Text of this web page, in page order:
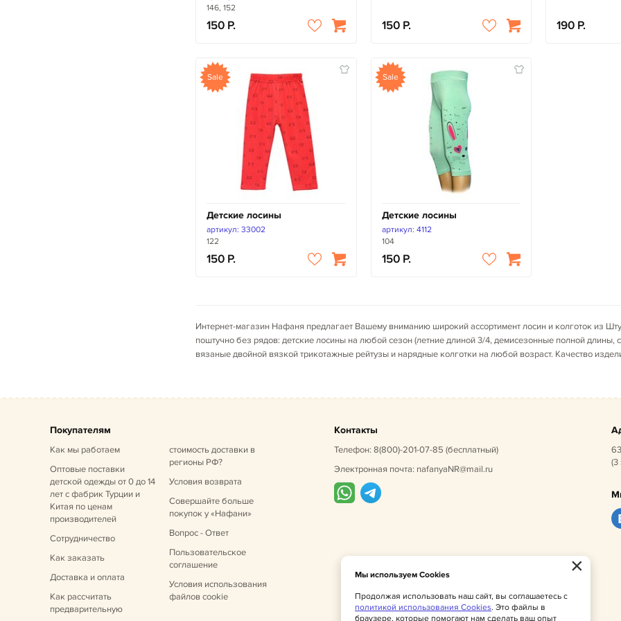
146, 152
150 150 190
Sale
Детские лосины
артикул: 33002
122
150
Sale
Детские лосины
артикул: 4112
104
150
Интернет-магазин Нафаня предлагает Вашему вниманию широкий ассортимент лосин и колготок из
поштучно без рядов: детские лосины на любой сезон (летние длиной 3/4, демисезонные полной длины,
вязаные двойной вязкой трикотажные рейтузы и нарядные колготки на любой возраст. Качество
Покупателям
Как мы работаем
Оптовые поставки
детской одежды от 0 до 14
летс фабрик Турции и
Китая по ценам
производителей
Сотрудничество
Как заказать
Доставка и оплата
Как рассчитать
предварительную
стоимость доставки в
регионы РФ?
Условия возврата
Совершайте больше
покупок у «Нафани»
Вопрос - Ответ
Пользовательское
соглашение
Условия использования
файлов cookie
Контакты
Телефон: 8(800)-201-07-85 (бесплатный)
Электронная почта: nafanyaNR@mail.ru
(3
×
Мы используем Cookies
Продолжая использовать наш сайт, вы соглашаетесь с
политикой использования Cookies. Это файлы в
браузере, которые помогают нам сделать ваш опыт